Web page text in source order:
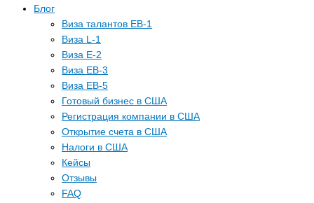
Блог
Виза талантов EB-1
Виза L-1
Виза E-2
Виза EB-3
Виза EB-5
Готовый бизнес в США
Регистрация компании в США
Открытие счета в США
Налоги в США
Кейсы
Отзывы
FAQ